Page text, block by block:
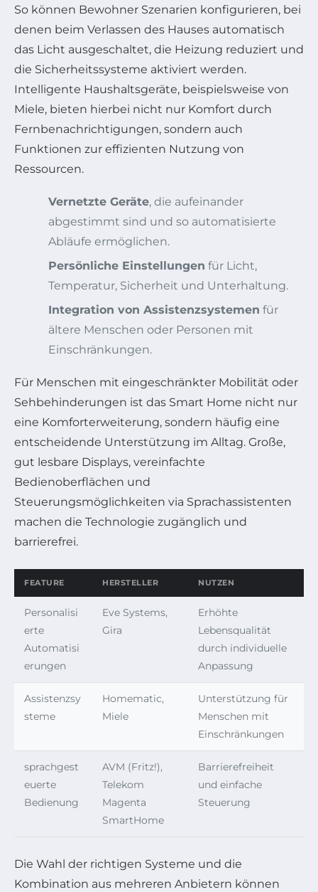
So können Bewohner Szenarien konfigurieren, bei
denen beim Verlassen des Hauses automatisch
das Licht ausgeschaltet, die Heizung reduziert und
die Sicherheitssysteme aktiviert werden.
Intelligente Haushaltsgeräte, beispielsweise von
Miele, bieten hierbei nicht nur Komfort durch
Fernbenachrichtigungen, sondern auch
Funktionen zur effizienten Nutzung von
Ressourcen.
Vernetzte Geräte, die aufeinander
abgestimmt sind und so automatisierte
Abläufe ermöglichen.
Persönliche Einstellungen für Licht,
Temperatur, Sicherheit und Unterhaltung.
Integration von Assistenzsystemen für
ältere Menschen oder Personen mit
Einschränkungen.
Für Menschen mit eingeschränkter Mobilität oder
Sehbehinderungen ist das Smart Home nicht nur
eine Komforterweiterung, sondern häufig eine
entscheidende Unterstützung im Alltag. Große,
gut lesbare Displays, vereinfachte
Bedienoberflächen und
Steuerungsmöglichkeiten via Sprachassistenten
machen die Technologie zugänglich und
barrierefrei.
FEATURE HERSTELLER NUTZEN
Personalisi
erte
Automatisi
erungen
Eve Systems,
Gira
Erhöhte
Lebensqualität
durch individuelle
Anpassung
Assistenzsy
steme
Homematic,
Miele
Unterstützung für
Menschen mit
Einschränkungen
sprachgest
euerte
Bedienung
AVM (Fritz!),
Telekom
Magenta
SmartHome
Barrierefreiheit
und einfache
Steuerung
Die Wahl der richtigen Systeme und die
Kombination aus mehreren Anbietern können